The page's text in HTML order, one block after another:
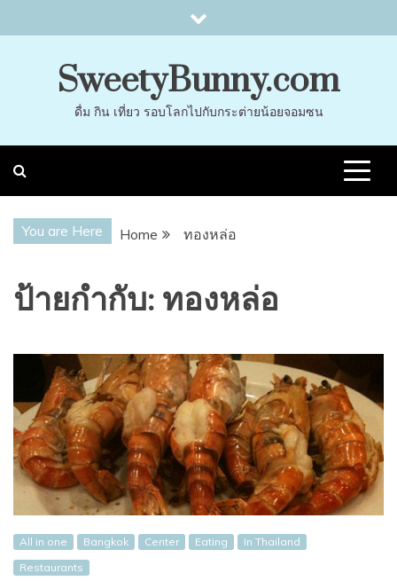
to
SweetyBunny.com
ดื่ม กิน เที่ยว รอบโลกไปกับกระต่ายน้อยจอมซน
You are Here Home ทองหล่อ
ป้ายกำกับ: ทองหล่อ
All in one Bangkok Center Eating
In Thailand
Restaurants